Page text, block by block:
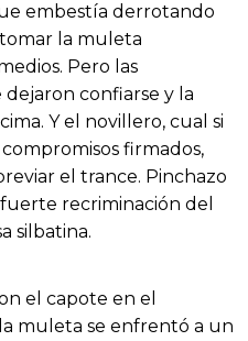
embestía derrotando
la muleta
Pero las
confiarse y la
Y el novillero, cual si
firmados,
el trance. Pinchazo
recriminación del
silbatina.
el capote en el
muleta se enfrentó a un